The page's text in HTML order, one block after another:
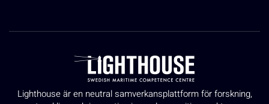
Lighthouse är en neutral samverkansplattform för forskning,